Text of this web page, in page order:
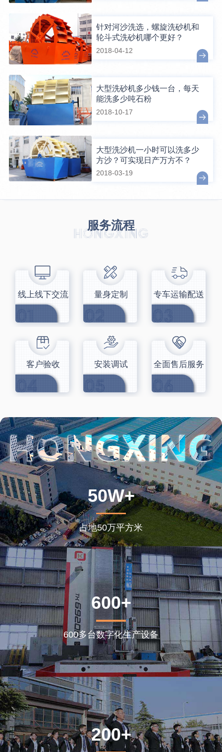
针对河沙洗选，螺旋洗砂机和
轮斗式洗砂机哪个更好？
2018-04-12
大型洗砂机多少钱一台，每天
能洗多少吨石粉
2018-10-17
大型洗沙机一小时可以洗多少
方沙？可实现日产万方不？
2018-03-19
服务流程
线上线下交流 量身定制 专车运输配送
客户验收 安装调试 全面售后服务
50W+
占地50万平方米
600+
600多台数字化生产设备
200+